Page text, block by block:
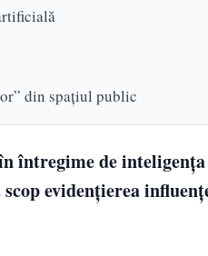
din spațiul public
de
evidențierea